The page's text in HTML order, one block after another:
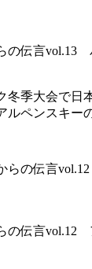
の伝言vol.13
冬季大会で日
ルペンスキー
の伝言vol.12